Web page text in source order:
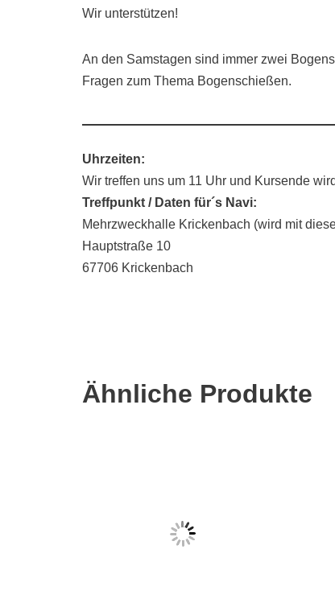
Wir unterstützen!
An den Samstagen sind immer zwei
Fragen zum Thema Bogenschießen.
Uhrzeiten:
Wir treffen uns um 11 Uhr und Kursende
Treffpunkt / Daten für´s Navi:
Mehrzweckhalle Krickenbach (wird mit
Hauptstraße 10
67706 Krickenbach
Ähnliche Produkte